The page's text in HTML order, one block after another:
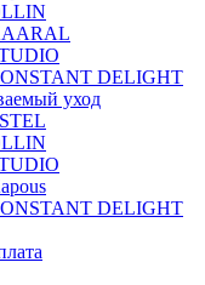
DELIGHT
уход
DELIGHT